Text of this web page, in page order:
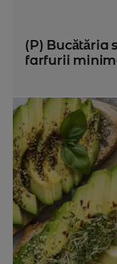
(P) Bucătăria
farfurii